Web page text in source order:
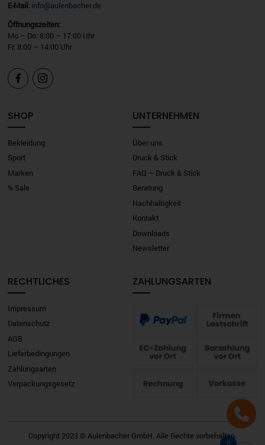
E-Mail: info@aulenbacher.de
Öffnungszeiten:
Mo – Do: 8:00 – 17:00 Uhr
Fr: 8:00 – 14:00 Uhr
 
SHOP
Bekleidung
Sport
Marken
% Sale
UNTERNEHMEN
Über uns
Druck & Stick
FAQ – Druck & Stick
Beratung
Nachhaltigkeit
Kontakt
Downloads
Newsletter
RECHTLICHES
Impressum
Datenschutz
AGB
Lieferbedingungen
Zahlungsarten
Verpackungsgesetz
ZAHLUNGSARTEN
Copyright 2023 © Aulenbacher GmbH. Alle Rechte vorbehalten.